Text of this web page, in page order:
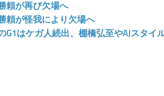
頼が再び欠場へ
頼が怪我により欠場へ
G1はケガ人続出、棚橋弘至やAJスタイ